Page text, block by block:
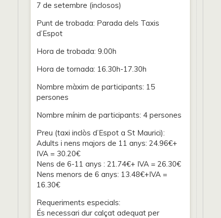
7 de setembre (inclosos)
Punt de trobada: Parada dels Taxis
d’Espot
Hora de trobada: 9.00h
Hora de tornada: 16.30h-17.30h
Nombre màxim de participants: 15
persones
Nombre mínim de participants: 4 persones
Preu (taxi inclòs d’Espot a St Maurici):
Adults i nens majors de 11 anys: 24.96€+
IVA = 30.20€
Nens de 6-11 anys : 21.74€+ IVA = 26.30€
Nens menors de 6 anys: 13.48€+IVA =
16.30€
Requeriments especials:
És necessari dur calçat adequat per